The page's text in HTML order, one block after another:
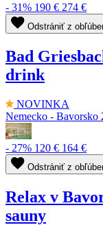
- 31% 190 € 274 €
Odstrániť z
Bad
drink
NOVINKA
Nemecko - Bavorsko
- 27% 120 € 164 €
Odstrániť z
Relax v
sauny